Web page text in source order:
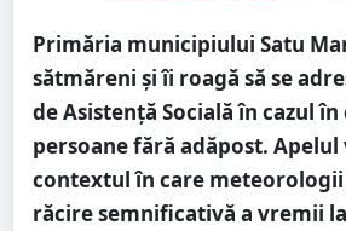
Primăria municipiului Satu
sătmăreni și îi roagă să se
de Asistență Socială în cazul în
persoane fără adăpost. Apelul
contextul în care
răcire semnificativă a vremii